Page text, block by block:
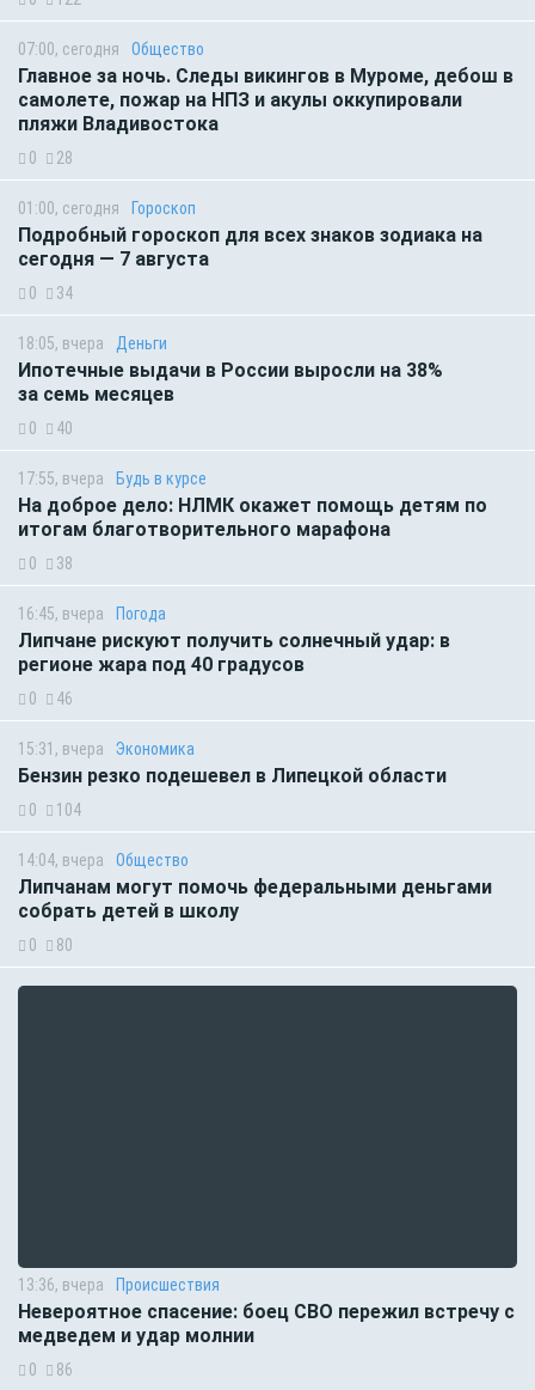
07:00, сегодня Общество
Главное за ночь. Следы викингов в Муроме, дебош в
самолете, пожар на НПЗ и акулы оккупировали
пляжи Владивостока
0 28
01:00, сегодня Гороскоп
Подробный гороскоп для всех знаков зодиака на
сегодня — 7 августа
0 34
18:05, вчера Деньги
Ипотечные выдачи в России выросли на 38%
за семь месяцев
0 40
17:55, вчера Будь в курсе
На доброе дело: НЛМК окажет помощь детям по
итогам благотворительного марафона
0 38
16:45, вчера Погода
Липчане рискуют получить солнечный удар: в
регионе жара под 40 градусов
0 46
15:31, вчера Экономика
Бензин резко подешевел в Липецкой области
0 104
14:04, вчера Общество
Липчанам могут помочь федеральными деньгами
собрать детей в школу
0 80
13:36, вчера Происшествия
Невероятное спасение: боец СВО пережил встречу с
медведем и удар молнии
0 86